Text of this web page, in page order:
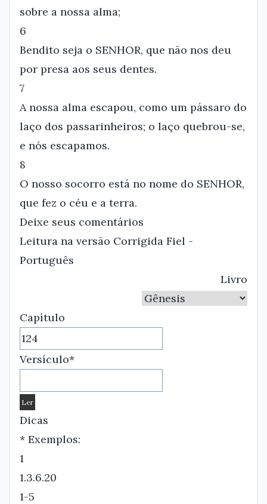
sobre a nossa alma;
6
Bendito seja o SENHOR, que não nos deu
por presa aos seus dentes.
7
A nossa alma escapou, como um pássaro do
laço dos passarinheiros; o laço quebrou-se,
e nós escapamos.
8
O nosso socorro está no nome do SENHOR,
que fez o céu e a terra.
Deixe seus comentários
Leitura na versão Corrigida Fiel -
Português
Livro
Capítulo
Versículo*
Dicas
* Exemplos:
1
1.3.6.20
1-5